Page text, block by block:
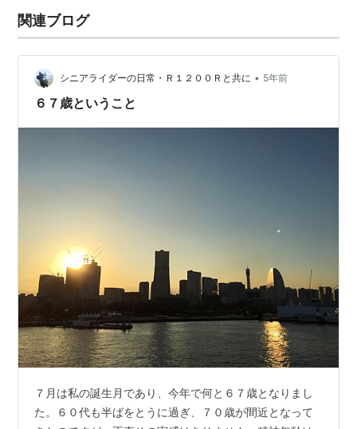
関連ブログ
シニアライダーの日常・Ｒ１２００Ｒと共に • 5年前
６７歳ということ
７月は私の誕生月であり、今年で何と６７歳となりまし
た。６０代も半ばをとうに過ぎ、７０歳が間近となって